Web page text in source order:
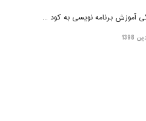
آموزش برنامه نویسی به کود ...